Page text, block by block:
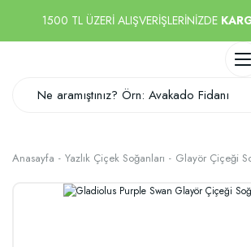
1500 TL ÜZERİ ALIŞVERİŞLERİNİZDE
Anasayfa Yazlık Çiçek Soğanları Glayör Çiçeği